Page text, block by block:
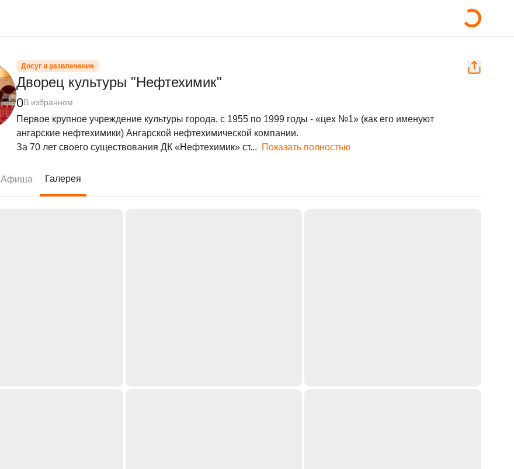
Досуг и развлечение
Дворец культуры "Нефтехимик"
0В избранном
Первое крупное учреждение культуры города, с 1955 по 1999 годы - «цех №1» (как его именуют
ангарские нефтехимики) Ангарской нефтехимической компании.
За 70 лет своего существования ДК «Нефтехимик» ст... Показать полностью
Афиша Галерея